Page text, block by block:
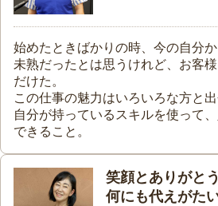
始めたときばかりの時、今の自分
未熟だったとは思うけれど、お客
だけた。
この仕事の魅力はいろいろな方と
自分が持っているスキルを使って
できること。
笑顔とありがと
何にも代えがた